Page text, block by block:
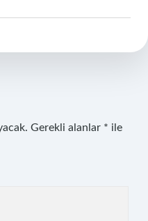
Gerekli alanlar * ile